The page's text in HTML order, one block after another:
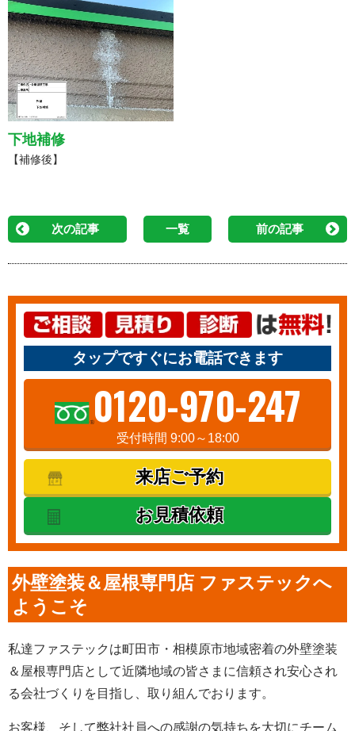
下地補修
【補修後】
次の記事 一覧 前の記事
タップですぐにお電話できます
0120-970-247
受付時間 9:00～18:00
来店ご予約
お見積依頼
外壁塗装＆屋根専門店 ファステックへ
ようこそ
私達ファステックは町田市・相模原市地域密着の外壁塗装
＆屋根専門店として近隣地域の皆さまに信頼され安心され
る会社づくりを目指し、取り組んでおります。
お客様、そして弊社社員への感謝の気持ちを大切にチーム